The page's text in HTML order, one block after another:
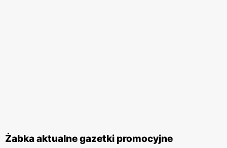
Żabka aktualne gazetki promocyjne